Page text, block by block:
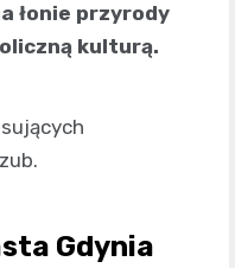
łonie przyrody
kulturą.
Gdynia